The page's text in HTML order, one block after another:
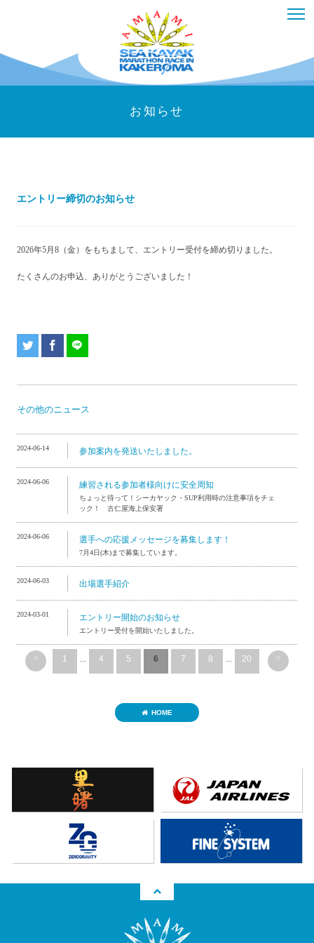
お知らせ
エントリー締切のお知らせ
2026年5月8（金）をもちまして、エントリー受付を締め切りました。
たくさんのお申込、ありがとうございました！
その他のニュース
2024-06-14 参加案内を発送いたしました。
2024-06-06 練習される参加者様向けに安全周知
ちょっと待って！シーカヤック・SUP利用時の注意事項をチェ
ック！ 古仁屋海上保安署
2024-06-06 選手への応援メッセージを募集します！
7月4日(木)まで募集しています。
2024-06-03 出場選手紹介
2024-03-01 エントリー開始のお知らせ
エントリー受付を開始いたしました。
< 1 ... 4 5 6 7 8 ... 20 >
HOME